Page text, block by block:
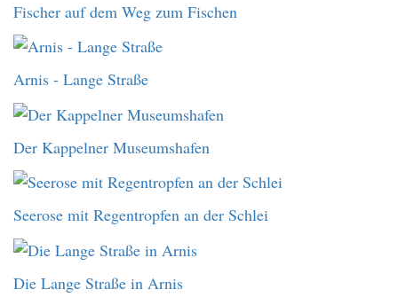
Fischer auf dem Weg zum Fischen
Arnis - Lange Straße
Der Kappelner Museumshafen
Seerose mit Regentropfen an der Schlei
Die Lange Straße in Arnis